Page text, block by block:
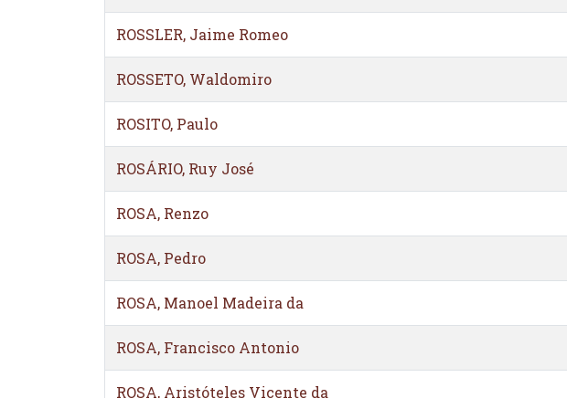
ROSSLER, Jaime Romeo
ROSSETO, Waldomiro
ROSITO, Paulo
ROSÁRIO, Ruy José
ROSA, Renzo
ROSA, Pedro
ROSA, Manoel Madeira da
ROSA, Francisco Antonio
ROSA, Aristóteles Vicente da